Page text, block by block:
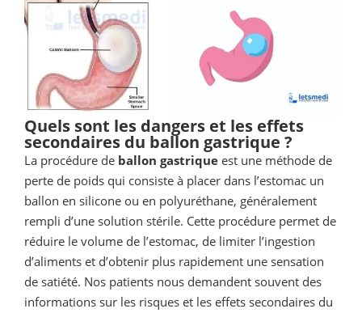
Quels sont les dangers et les effets
secondaires du ballon gastrique ?
La procédure de ballon gastrique est une méthode de
perte de poids qui consiste à placer dans l’estomac un
ballon en silicone ou en polyuréthane, généralement
rempli d’une solution stérile. Cette procédure permet de
réduire le volume de l’estomac, de limiter l’ingestion
d’aliments et d’obtenir plus rapidement une sensation
de satiété. Nos patients nous demandent souvent des
informations sur les risques et les effets secondaires du